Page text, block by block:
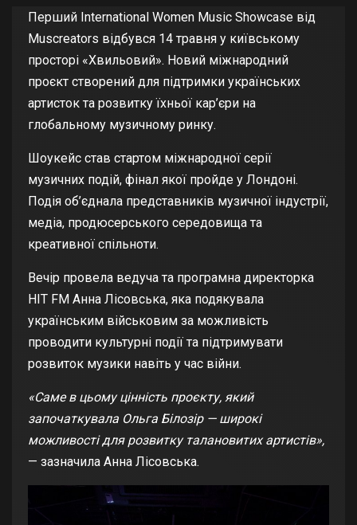
Перший International Women Music Showcase від
Muscreators відбувся 14 травня у київському
просторі «Хвильовий». Новий міжнародний
проєкт створений для підтримки українських
артисток та розвитку їхньої кар’єри на
глобальному музичному ринку.
Шоукейс став стартом міжнародної серії
музичних подій, фінал якої пройде у Лондоні.
Подія об’єднала представників музичної індустрії,
медіа, продюсерського середовища та
креативної спільноти.
Вечір провела ведуча та програмна директорка
HIT FM Анна Лісовська, яка подякувала
українським військовим за можливість
проводити культурні події та підтримувати
розвиток музики навіть у час війни.
«Саме в цьому цінність проєкту, який
започаткувала Ольга Білозір — широкі
можливості для розвитку талановитих артистів»,
— зазначила Анна Лісовська.